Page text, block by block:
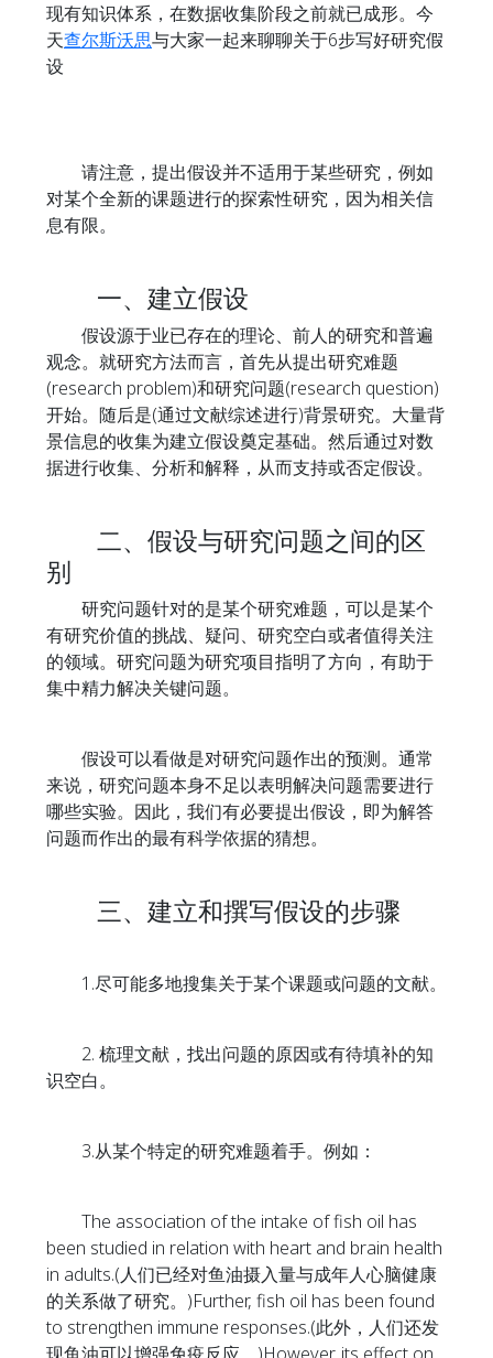
现有知识体系，在数据收集阶段之前就已成形。今
天查尔斯沃思与大家一起来聊聊关于6步写好研究假
设
请注意，提出假设并不适用于某些研究，例如
对某个全新的课题进行的探索性研究，因为相关信
息有限。
一、建立假设
假设源于业已存在的理论、前人的研究和普遍
观念。就研究方法而言，首先从提出研究难题
(research problem)和研究问题(research question)
开始。随后是(通过文献综述进行)背景研究。大量背
景信息的收集为建立假设奠定基础。然后通过对数
据进行收集、分析和解释，从而支持或否定假设。
二、假设与研究问题之间的区
别
研究问题针对的是某个研究难题，可以是某个
有研究价值的挑战、疑问、研究空白或者值得关注
的领域。研究问题为研究项目指明了方向，有助于
集中精力解决关键问题。
假设可以看做是对研究问题作出的预测。通常
来说，研究问题本身不足以表明解决问题需要进行
哪些实验。因此，我们有必要提出假设，即为解答
问题而作出的最有科学依据的猜想。
三、建立和撰写假设的步骤
1.尽可能多地搜集关于某个课题或问题的文献。
2. 梳理文献，找出问题的原因或有待填补的知
识空白。
3.从某个特定的研究难题着手。例如：
The association of the intake of fish oil has
been studied in relation with heart and brain health
in adults.(人们已经对鱼油摄入量与成年人心脑健康
的关系做了研究。)Further, fish oil has been found
to strengthen immune responses.(此外，人们还发